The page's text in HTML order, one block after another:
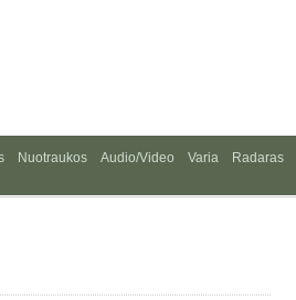
Nuotraukos Audio/Video Varia Radaras